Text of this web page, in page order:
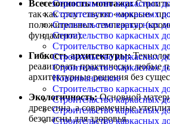
Строительство каркасных
Строительство каркасных
Строительство каркасных
Строительство каркасных
Строительство каркасных
Строительство каркасных
Строительство каркасных
Новоивановское
Строительство каркасных
Строительство каркасных
Строительство каркасных
Строительство каркасных
Всесезонность монтажа:
так как отсутствуют «мокрые»
положительных температур
фундамента).
Гибкость архитектуры:
реализовать практически любые
архитектурные решения без
Экологичность:Основной
древесина, а современные
безопасны для здоровья.